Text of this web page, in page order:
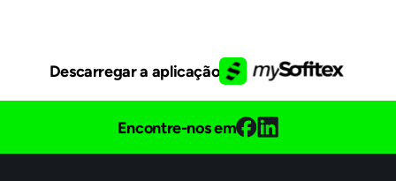
Descarregar a aplicação
Encontre-nos em